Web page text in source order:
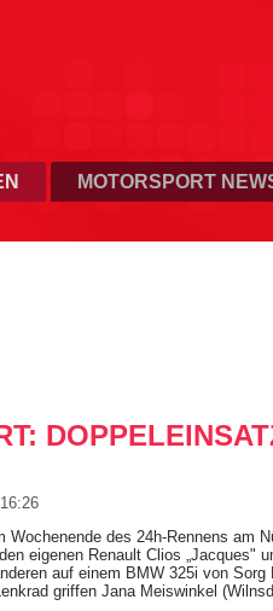
MOTORSPORT
Wochenende des 24h-Rennens am
eigenen Renault Clios „Jacques"
auf einem BMW 325i von Sorg
griffen Jana Meiswinkel